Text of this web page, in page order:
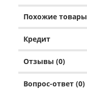
Похожие товары
Кредит
Отзывы (0)
Вопрос-ответ (0)